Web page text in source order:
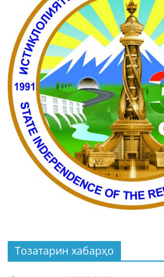
Тозатарин хабарҳо